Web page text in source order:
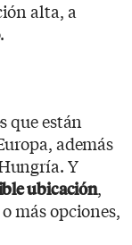
alta, a
que están
además
Y
ubicación,
más opciones,